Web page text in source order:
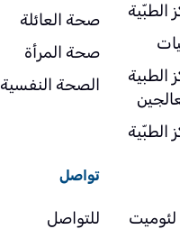
الطبّية
الطبية
الطبّية
صحة العائلة
صحة المرأة
الصحة النفسية
لئوميت
تواصل
للتواصل